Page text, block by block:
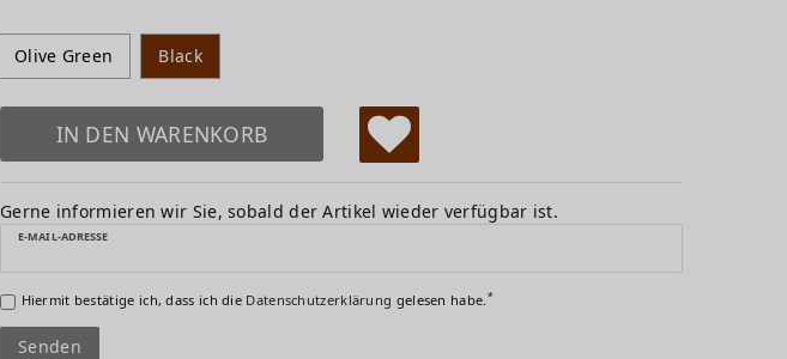
Olive Green Black
IN DEN WARENKORB
W
u
ns
ch
Gerne informieren wir Sie, sobald der Artikel wieder verfügbar ist.
E-MAIL-ADRESSE
Hiermit bestätige ich, dass ich die Daten­schutz­erklärung gelesen habe. *
Senden